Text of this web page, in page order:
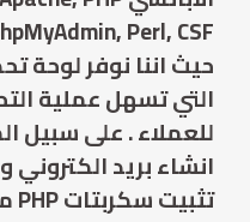
التي تسهل عملية
للعملاء . على سبيل
انشاء بريد الكتروني
تثبيت سكربتات PHP من خلال لوحة التحكم.